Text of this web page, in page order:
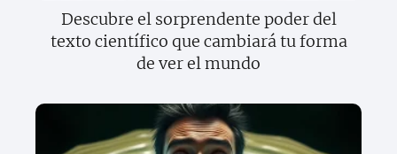
Descubre el sorprendente poder del
texto científico que cambiará tu forma
de ver el mundo